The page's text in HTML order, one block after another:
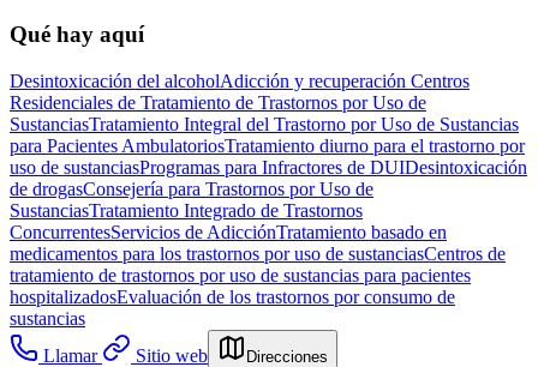
Qué hay aquí
Desintoxicación del alcoholAdicción y recuperación Centros
Residenciales de Tratamiento de Trastornos por Uso de
SustanciasTratamiento Integral del Trastorno por Uso de Sustancias
para Pacientes AmbulatoriosTratamiento diurno para el trastorno por
uso de sustanciasProgramas para Infractores de DUIDesintoxicación
de drogasConsejería para Trastornos por Uso de
SustanciasTratamiento Integrado de Trastornos
ConcurrentesServicios de AdicciónTratamiento basado en
medicamentos para los trastornos por uso de sustanciasCentros de
tratamiento de trastornos por uso de sustancias para pacientes
hospitalizadosEvaluación de los trastornos por consumo de
sustancias
Llamar
Sitio web Direcciones